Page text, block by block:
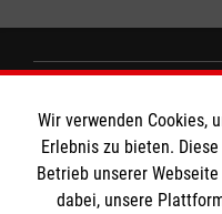
Kurse für Ärzte
Wir verwenden Cookies,
Erlebnis zu bieten.
Betrieb unserer
dabei, unsere